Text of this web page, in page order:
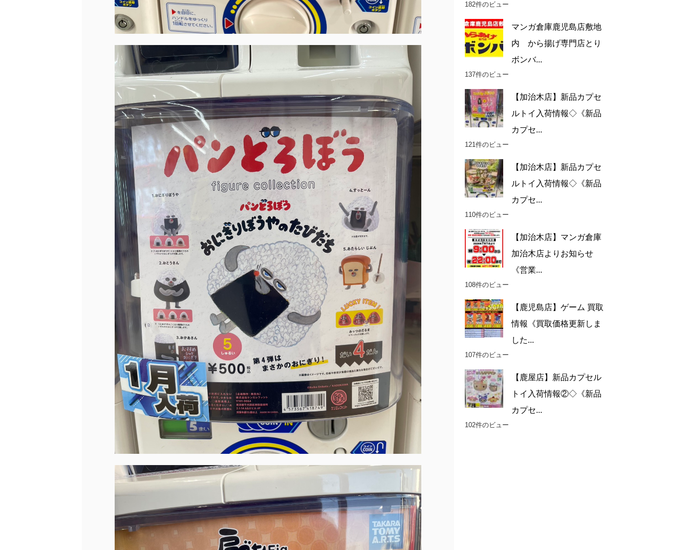
182件のビュー
マンガ倉庫鹿児島店敷地
内 から揚げ専門店とり
ボンバ...
137件のビュー
【加治木店】新品カプセ
ルトイ入荷情報◇《新品
カプセ...
121件のビュー
【加治木店】新品カプセ
ルトイ入荷情報◇《新品
カプセ...
110件のビュー
【加治木店】マンガ倉庫
加治木店よりお知らせ
《営業...
108件のビュー
【鹿児島店】ゲーム 買取
情報《買取価格更新しま
した...
107件のビュー
【鹿屋店】新品カプセル
トイ入荷情報②◇《新品
カプセ...
102件のビュー